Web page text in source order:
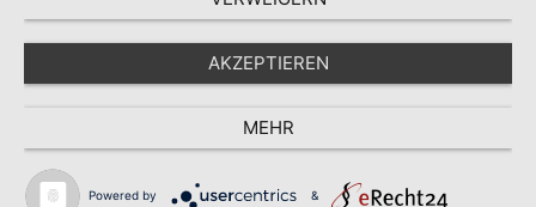
AKZEPTIEREN
MEHR
Powered by &